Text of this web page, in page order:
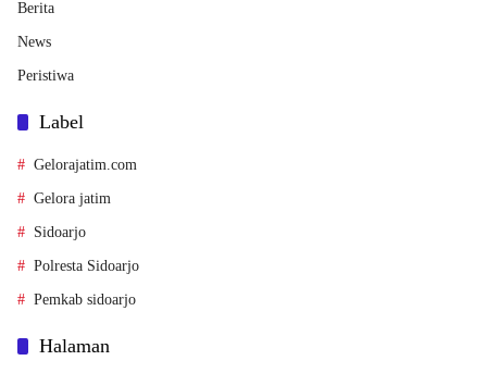
Berita
News
Peristiwa
Label
Gelorajatim.com
Gelora jatim
Sidoarjo
Polresta Sidoarjo
Pemkab sidoarjo
Halaman